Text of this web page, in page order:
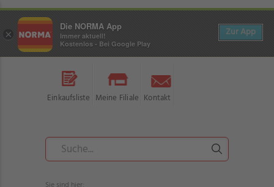
Einkaufsliste Meine Filiale Kontakt
×
Die NORMA App
Immer aktuell!
Kostenlos - Bei Google Play
Zur App